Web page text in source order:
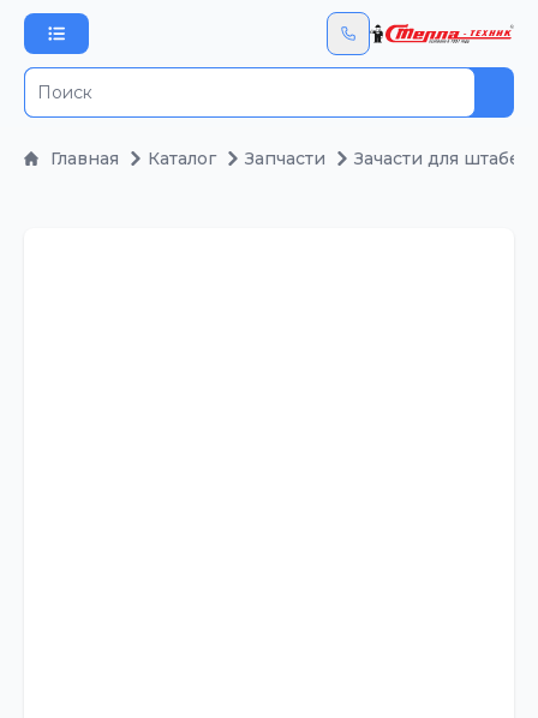
Главная Каталог Запчасти Зачасти для